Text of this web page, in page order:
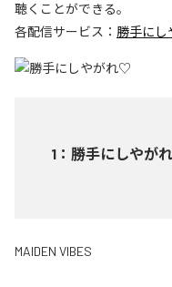
聴くことができる。
各配信サービス： 勝手に
1 ： 勝手にしやが
MAIDEN VIBES